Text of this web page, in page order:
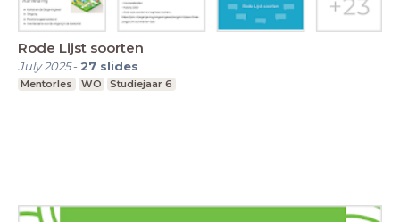
Rode Lijst soorten
July 2025- 27 slides
Mentorles WO Studiejaar 6